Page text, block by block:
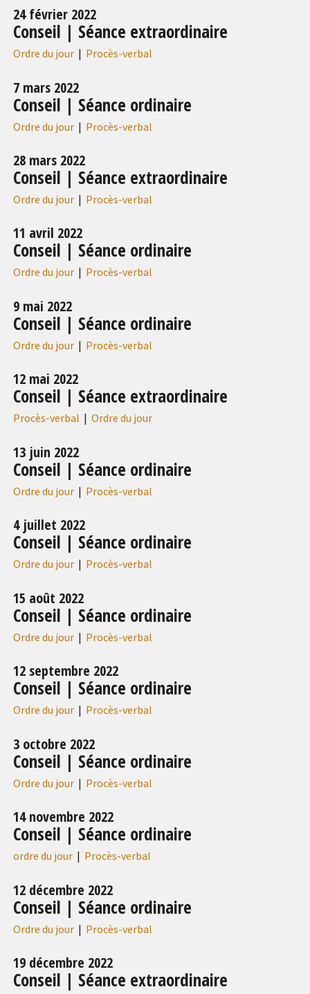
24 février 2022
Conseil | Séance extraordinaire
Ordre du jour| Procès-verbal
7 mars 2022
Conseil | Séance ordinaire
Ordre du jour| Procès-verbal
28 mars 2022
Conseil | Séance extraordinaire
Ordre du jour| Procès-verbal
11 avril 2022
Conseil | Séance ordinaire
Ordre du jour| Procès-verbal
9 mai 2022
Conseil | Séance ordinaire
Ordre du jour| Procès-verbal
12 mai 2022
Conseil | Séance extraordinaire
Procès-verbal | Ordre du jour
13 juin 2022
Conseil | Séance ordinaire
Ordre du jour| Procès-verbal
4 juillet 2022
Conseil | Séance ordinaire
Ordre du jour| Procès-verbal
15 août 2022
Conseil | Séance ordinaire
Ordre du jour| Procès-verbal
12 septembre 2022
Conseil | Séance ordinaire
Ordre du jour| Procès-verbal
3 octobre 2022
Conseil | Séance ordinaire
Ordre du jour| Procès-verbal
14 novembre 2022
Conseil | Séance ordinaire
ordre du jour| Procès-verbal
12 décembre 2022
Conseil | Séance ordinaire
Ordre du jour| Procès-verbal
19 décembre 2022
Conseil | Séance extraordinaire